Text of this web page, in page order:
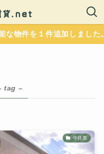
加しました。いずれもペ
tag –
中目黒